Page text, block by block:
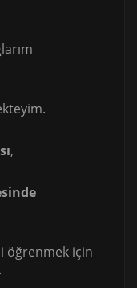
,
öğrenmek için